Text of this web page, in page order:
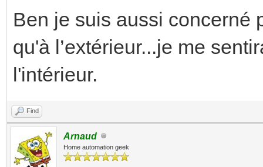
Ben je suis aussi concerné
qu'à l’extérieur...je me
l'intérieur.
Find
Arnaud
Home automation geek